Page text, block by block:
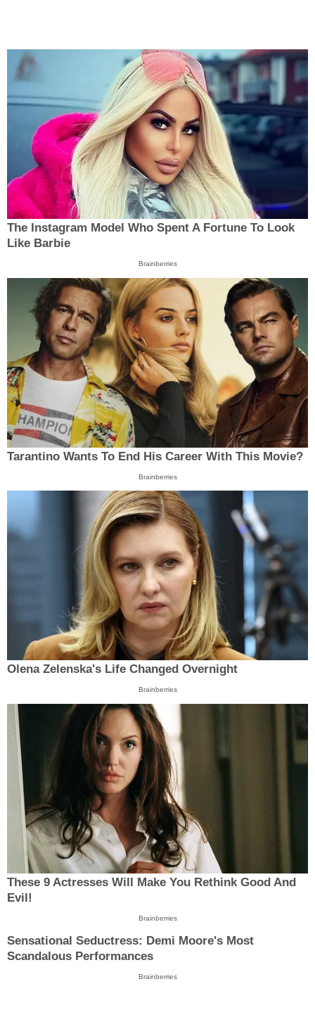
The Instagram Model Who Spent A Fortune To Look
Like Barbie
Brainberries
Tarantino Wants To End His Career With This Movie?
Brainberries
Olena Zelenska's Life Changed Overnight
Brainberries
These 9 Actresses Will Make You Rethink Good And
Evil!
Brainberries
Sensational Seductress: Demi Moore's Most
Scandalous Performances
Brainberries